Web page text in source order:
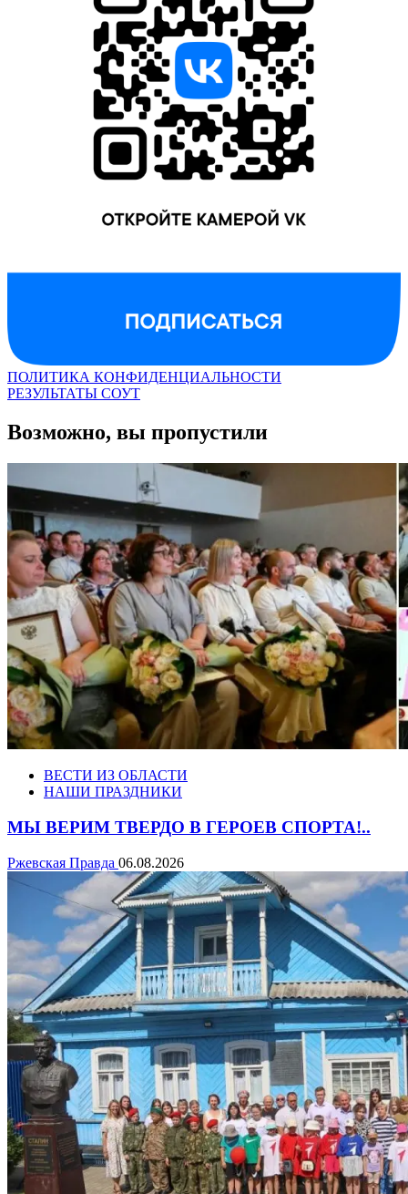
ПОЛИТИКА КОНФИДЕНЦИАЛЬНОСТИ
РЕЗУЛЬТАТЫ СОУТ
Возможно, вы пропустили
ВЕСТИ ИЗ ОБЛАСТИ
НАШИ ПРАЗДНИКИ
МЫ ВЕРИМ ТВЕРДО В ГЕРОЕВ СПОРТА!..
Ржевская Правда 06.08.2026